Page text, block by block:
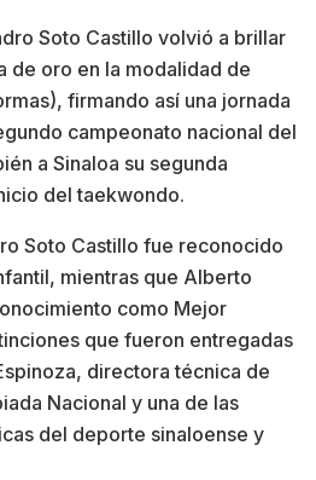
Soto Castillo volvió a brillar
de oro en la modalidad de
firmando así una jornada
campeonato nacional del
a Sinaloa su segunda
del taekwondo.
Soto Castillo fue reconocido
mientras que Alberto
como Mejor
que fueron entregadas
directora técnica de
Nacional y una de las
del deporte sinaloense y